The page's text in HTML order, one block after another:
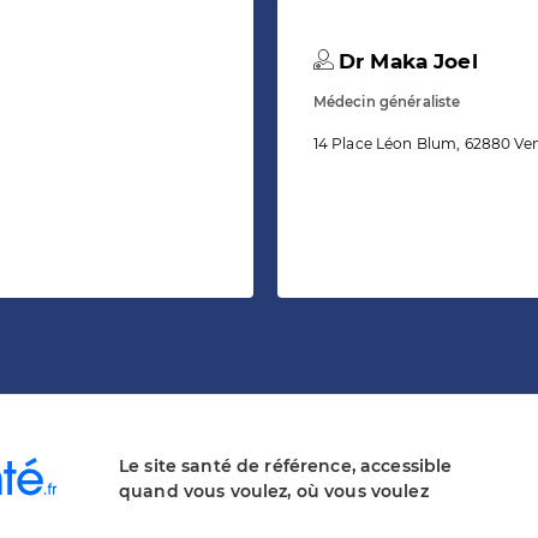
Dr Maka Joel
Médecin généraliste
14 Place Léon Blum, 62880
Le site santé de référence, accessible
quand vous voulez, où vous voulez